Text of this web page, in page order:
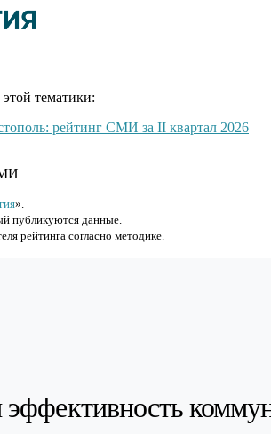
тематики:
рейтинг СМИ за II квартал 2026
».
публикуются данные.
рейтинга согласно методике.